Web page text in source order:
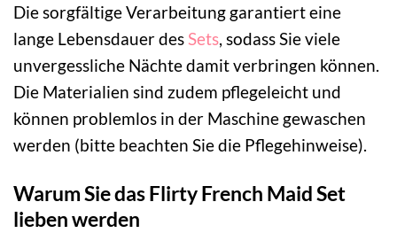
Die sorgfältige Verarbeitung garantiert eine
lange Lebensdauer desSets, sodass Sie viele
unvergessliche Nächte damit verbringen können.
Die Materialien sind zudem pflegeleicht und
können problemlos in der Maschine gewaschen
werden (bitte beachten Sie die Pflegehinweise).
Warum Sie das Flirty French Maid Set
lieben werden